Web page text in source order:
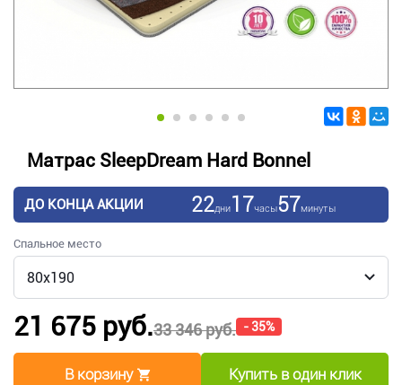
Матрас SleepDream Hard Bonnel
ДО КОНЦА АКЦИИ 22дни17часы57минуты
Спальное место
33 346 руб. - 35%
21 675 руб.
В корзину Купить в один клик